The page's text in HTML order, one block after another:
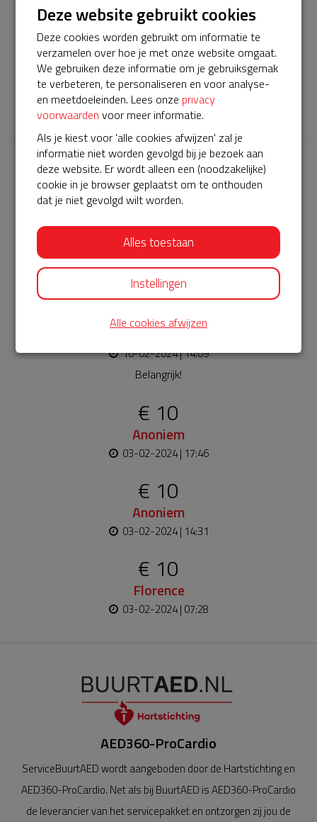
Het servicepakket van onze BuurtAED verloopt bijna en
moet worden verlengd, zodat onze AED gebruiksklaar
blijft. Help je mee? Doneer voor ons servicepakket!
𝕏
Laatste donaties
Bekijk alle
€ 5
Anoniem
12-02-2024 | 20:55
€ 20
Veerle
10-02-2024 | 14:09
Belangrijk!
€ 10
Anoniem
03-02-2024 | 17:46
€ 10
Anoniem
03-02-2024 | 14:31
€ 10
Florence
03-02-2024 | 07:28
AED360-ProCardio
ServiceBuurtAED wordt aangeboden door de Hartstichting en
AED360-ProCardio. Net als bij BuurtAED is AED360-ProCardio
de leverancier van het servicepakket en ontzorgen zij jou de
Deze website gebruikt cookies
Deze cookies worden gebruikt om informatie te
verzamelen over hoe je met onze website omgaat.
We gebruiken deze informatie om je gebruiksgemak
te verbeteren, te personaliseren en voor analyse-
en meetdoeleinden. Lees onze privacy
voorwaarden voor meer informatie.
Als je kiest voor 'alle cookies afwijzen' zal je
informatie niet worden gevolgd bij je bezoek aan
deze website. Er wordt alleen een (noodzakelijke)
cookie in je browser geplaatst om te onthouden
dat je niet gevolgd wilt worden.
Alles toestaan
Instellingen
Alle cookies afwijzen